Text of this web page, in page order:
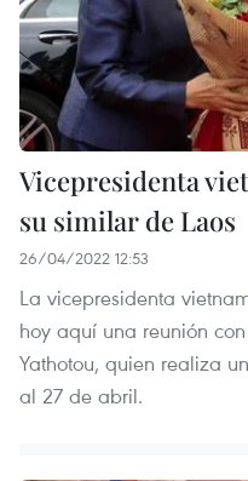
Vicepresidenta
su similar de Laos
26/04/2022 12:53
La vicepresidenta
hoy aquí una reunión
Yathotou, quien realiza
al 27 de abril.